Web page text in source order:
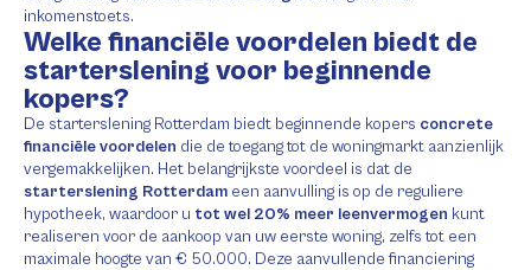
inkomenstoets.
Welke financiële voordelen biedt de
starterslening voor beginnende
kopers?
De starterslening Rotterdam biedt beginnende kopers concrete
financiële voordelen die de toegang tot de woningmarkt aanzienlijk
vergemakkelijken. Het belangrijkste voordeel is dat de
starterslening Rotterdam een aanvulling is op de reguliere
hypotheek, waardoor u tot wel 20% meer leenvermogen kunt
realiseren voor de aankoop van uw eerste woning, zelfs tot een
maximale hoogte van € 50.000. Deze aanvullende financiering